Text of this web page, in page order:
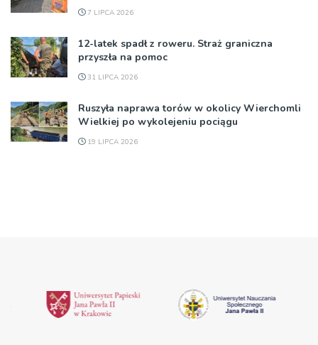
7 LIPCA 2026
12-latek spadł z roweru. Straż graniczna
przyszła na pomoc
31 LIPCA 2026
Ruszyła naprawa torów w okolicy Wierchomli
Wielkiej po wykolejeniu pociągu
19 LIPCA 2026